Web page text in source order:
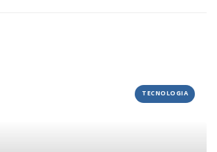
TECNOLOGIA